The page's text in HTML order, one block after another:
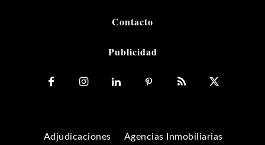
Contacto
Publicidad
Adjudicaciones
Agencias Inmobiliarias